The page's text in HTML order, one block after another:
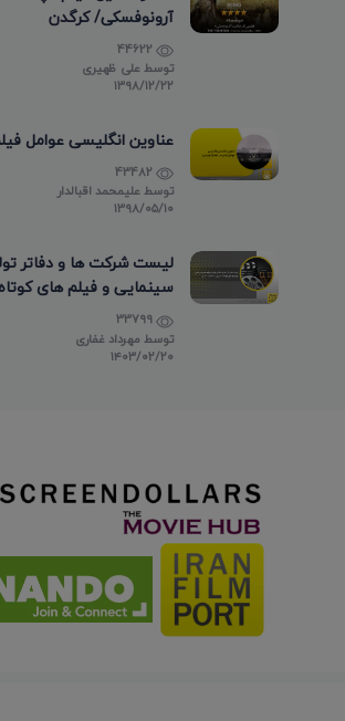
آرونوفسکی/ کرگدن
توسطعلی ظهیری
۱۳۹۸/۱۲/۲۲
عناوین انگلیسی عوامل
توسطعلیمحمد اقبالدار
۱۳۹۸/۰۵/۱۰
لیست شرکت ها و دفاتر
سینمایی و فیلم های
تماس)
توسط مهرداد غفاری
۱۴۰۳/۰۲/۲۰